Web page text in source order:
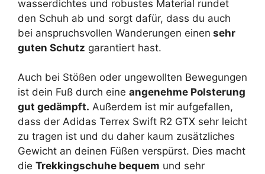
wasserdichtes und robustes Material rundet
den Schuh ab und sorgt dafür, dass du auch
bei anspruchsvollen Wanderungen einen sehr
guten Schutz garantiert hast.
Auch bei Stößen oder ungewollten Bewegungen
ist dein Fuß durch eine angenehme Polsterung
gut gedämpft. Außerdem ist mir aufgefallen,
dass der Adidas Terrex Swift R2 GTX sehr leicht
zu tragen ist und du daher kaum zusätzliches
Gewicht an deinen Füßen verspürst. Dies macht
die Trekkingschuhe bequem und sehr